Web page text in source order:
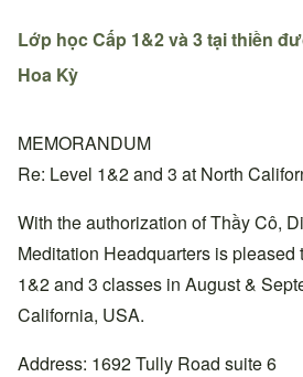
Lớp học Cấp 1&2 và 3 tại thiền
Hoa Kỳ
MEMORANDUM
Re: Level 1&2 and 3 at North
With the authorization of Thầy Cô,
Meditation Headquarters is pleased
1&2 and 3 classes in August &
California, USA.
Address: 1692 Tully Road suite 6